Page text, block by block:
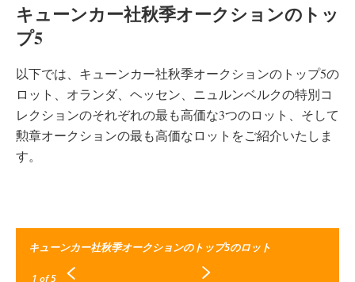
キューンカー社秋季オークションのトッ
プ5
以下では、キューンカー社秋季オークションのトップ5の
ロット、オランダ、ヘッセン、ニュルンベルクの特別コ
レクションのそれぞれの最も高価な3つのロット、そして
勲章オークションの最も高価なロットをご紹介いたしま
す。
キューンカー社秋季オークションのトップ5のロット
1 of 5